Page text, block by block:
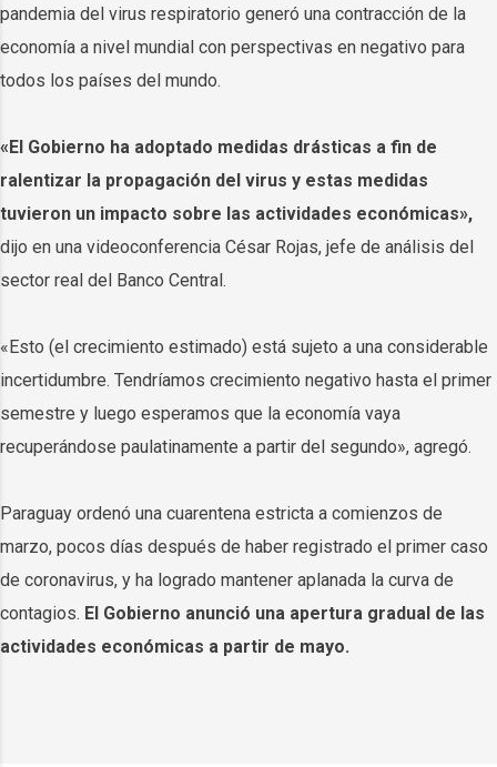
pandemia del virus respiratorio generó una contracción de la
economía a nivel mundial con perspectivas en negativo para
todos los países del mundo.
«El Gobierno ha adoptado medidas drásticas a fin de
ralentizar la propagación del virus y estas medidas
tuvieron un impacto sobre las actividades económicas»,
dijo en una videoconferencia César Rojas, jefe de análisis del
sector real del Banco Central.
«Esto (el crecimiento estimado) está sujeto a una considerable
incertidumbre. Tendríamos crecimiento negativo hasta el primer
semestre y luego esperamos que la economía vaya
recuperándose paulatinamente a partir del segundo», agregó.
Paraguay ordenó una cuarentena estricta a comienzos de
marzo, pocos días después de haber registrado el primer caso
de coronavirus, y ha logrado mantener aplanada la curva de
contagios. El Gobierno anunció una apertura gradual de las
actividades económicas a partir de mayo.